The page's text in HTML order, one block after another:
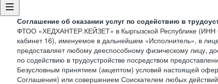
Соглашение об оказании услуг по содействию в
ФТОО «ХЕДХАНТЕР.КЕЙЗЕТ» в Кыргызской Республике (ИНН
кабинет 16), именуемое в дальнейшем «Исполнитель», в
предоставляет любому дееспособному физическому лицу,
по содействию в трудоустройстве посредством
Безусловным принятием (акцептом) условий настоящей
Соглашения) или совершением Соискателем любых